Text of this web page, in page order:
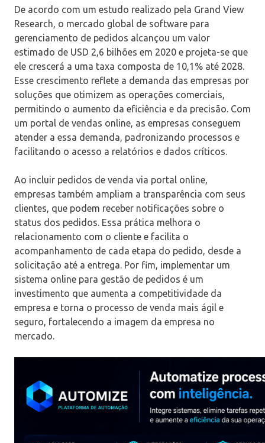
De acordo com um estudo realizado pela Grand View
Research, o mercado global de software para
gerenciamento de pedidos alcançou um valor
estimado de USD 2,6 bilhões em 2020 e projeta-se que
ele crescerá a uma taxa composta de 10,1% até 2028.
Esse crescimento reflete a demanda das empresas por
soluções que otimizem as operações comerciais,
permitindo o aumento da eficiência e da precisão. Com
um portal de vendas online, as empresas conseguem
atender a essa demanda, padronizando processos e
facilitando o acesso a relatórios e dados críticos.
Ao incluir pedidos de venda via portal online,
empresas também ampliam a transparência com seus
clientes, que podem receber notificações sobre o
status dos pedidos. Essa prática melhora o
relacionamento com o cliente e facilita o
acompanhamento de cada etapa do pedido, desde a
solicitação até a entrega. Por fim, implementar um
sistema online para gestão de pedidos é um
investimento que aumenta a competitividade da
empresa e torna o processo de venda mais ágil e
seguro, fortalecendo a imagem da empresa no
mercado.